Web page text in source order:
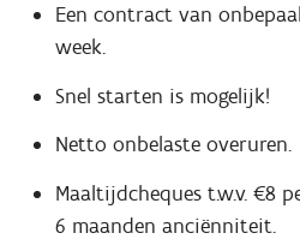
Een contract van
week.
Snel starten is mogelijk!
Netto onbelaste overuren.
Maaltijdcheques t.w.v. €8
6 maanden anciënniteit.